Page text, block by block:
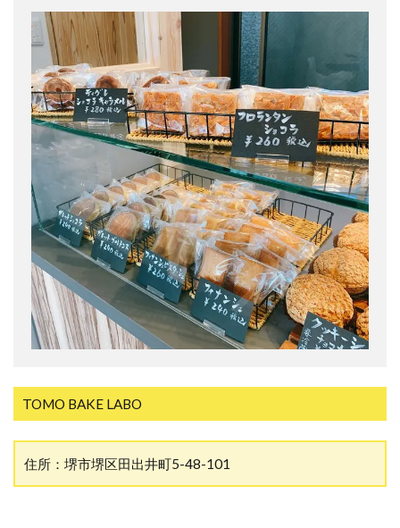
TOMO BAKE LABO
住所：堺市堺区田出井町5-48-101